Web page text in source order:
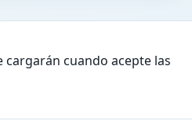
cargarán cuando acepte las